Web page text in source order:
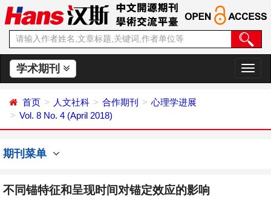
学术期刊
切
换
首页 人文社科 合作期刊
心理学进展
Vol. 8 No. 4 (April 2018)
期刊菜单
不同锚特征和呈现时间对锚定效应的影响